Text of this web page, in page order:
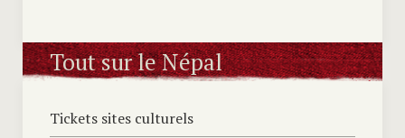
Tout sur le Népal
Tickets sites culturels